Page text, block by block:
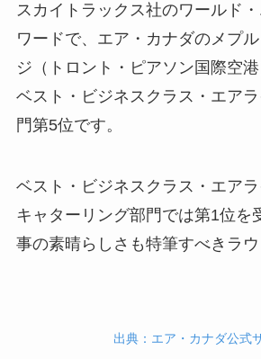
スカイトラックス社のワールド
ワードで、エア・カナダのメプ
ジ（トロント・ピアソン国際空港
ベスト・ビジネスクラス・エア
門第5位です。
ベスト・ビジネスクラス・エアラ
キャターリング部門では第1位を
事の素晴らしさも特筆すべきラウ
出典：エア・カナダ公式